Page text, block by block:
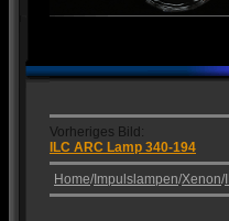
Vorheriges Bild:
ILC ARC Lamp 340-194
Home/ Impulslampen/Xenon/